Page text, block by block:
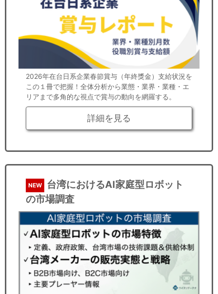
2026年在台日系企業春節賞与（年終獎金）支給状況を
この１冊で把握！全体分析から業態・業界・業種・エ
リアまで多角的な視点で賞与の動向を網羅する。
詳細を見る
NEW
台湾におけるAI家庭型ロボット
の市場調査